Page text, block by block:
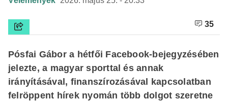
35
Pósfai Gábor a hétfői Facebook-bejegyzésében
jelezte, a magyar sporttal és annak
irányításával, finanszírozásával kapcsolatban
felröppent hírek nyomán több dolgot szeretne